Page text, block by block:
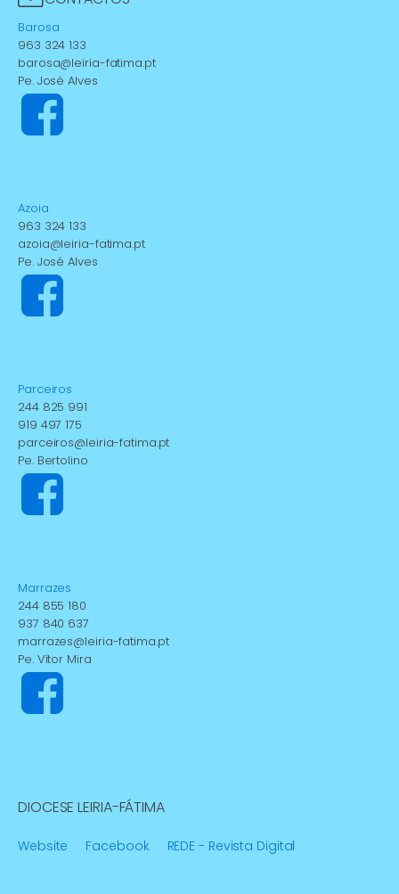
Barosa
963 324 133
barosa@leiria-fatima.pt
Pe. José Alves
Azoia
963 324 133
azoia@leiria-fatima.pt
Pe. José Alves
Parceiros
244 825 991
919 497 175
parceiros@leiria-fatima.pt
Pe. Bertolino
Marrazes
244 855 180
937 840 637
marrazes@leiria-fatima.pt
Pe. Vítor Mira
DIOCESE LEIRIA-FÁTIMA
Website Facebook REDE - Revista Digital